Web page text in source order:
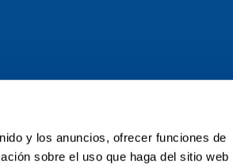
y los anuncios, ofrecer funciones de
sobre el uso que haga del sitio web